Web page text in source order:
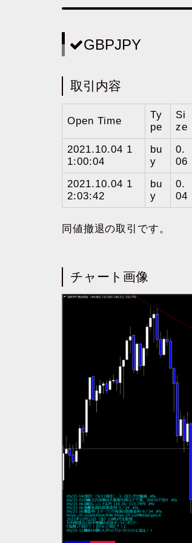
GBPJPY
取引内容
Open Time
Ty
pe
Si
ze
2021.10.04 1
1:00:04
bu
y
0.
06
2021.10.04 1
2:03:42
bu
y
0.
04
同値撤退の取引です。
チャート画像